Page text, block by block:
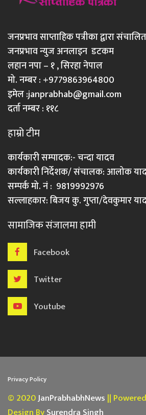
जनप्रभाव साप्ताहिक पत्रीका द्वारा संचालित
जनप्रभाव न्युज अनलाइन डटकम
लहान नपा – १ , सिरहा नेपाल
मो. नम्बर : +9779863964800
इमेल :janprabhab@gmail.com
दर्ता नम्बर : ११८
हाम्रो टीम
कार्यकारी सम्पादक:- चन्दा यादव
कार्यकारी निर्देशक/ संचालक: आलोक
सम्पर्क मो. नं : 9819992976
सल्लाहकार: बिजय कु. गुप्ता/देवकुमार
सामाजिक संजालमा हामी
Facebook
Twitter
Youtube
Privacy Policy
© 2020JanPrabhabhNews ||